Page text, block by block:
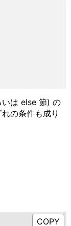
は else 節) の
の条件も成り